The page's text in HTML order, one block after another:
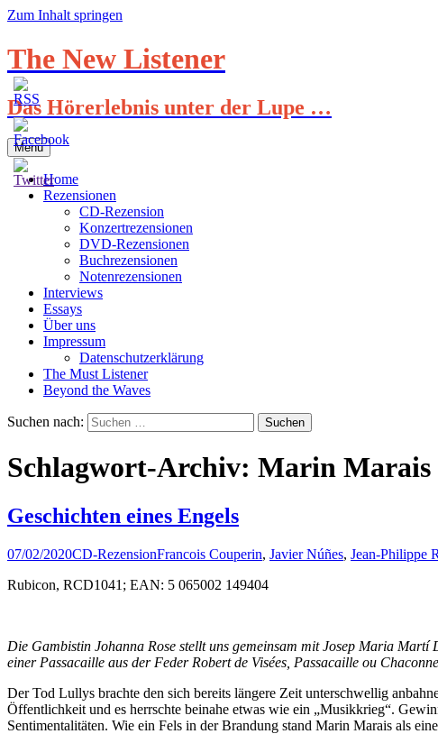
Zum Inhalt springen
The New Listener
Das Hörerlebnis unter der Lupe …
Menü
Home
Rezensionen
CD-Rezension
Konzertrezensionen
DVD-Rezensionen
Buchrezensionen
Notenrezensionen
Interviews
Essays
Über uns
Impressum
Datenschutzerklärung
The Must Listener
Beyond the Waves
Suchen nach:
Schlagwort-Archiv: Marin Marais
Geschichten eines Engels
07/02/2020CD-RezensionFrancois Couperin, Javier Núñes, Jean-Philippe
Rubicon, RCD1041; EAN: 5 065002 149404
Die Gambistin Johanna Rose stellt uns gemeinsam mit Josep Maria
einer Passacaille aus der Feder Robert de Visées, Passacaille ou
Der Tod Lullys brachte den sich bereits längere Zeit unterschwellig
Öffentlichkeit und es herrschte beinahe etwas wie ein „Musikkrieg“.
Sentimentalitäten. Wie ein Fels in der Brandung stand Marin Marais als